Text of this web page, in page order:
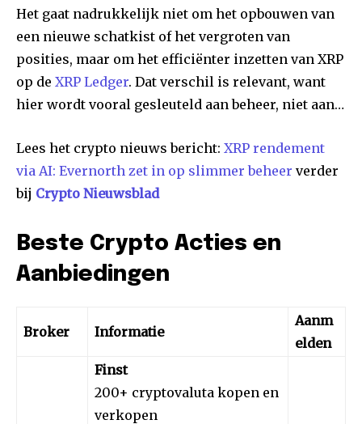
Het gaat nadrukkelijk niet om het opbouwen van
een nieuwe schatkist of het vergroten van
posities, maar om het efficiënter inzetten van XRP
op de XRP Ledger. Dat verschil is relevant, want
hier wordt vooral gesleuteld aan beheer, niet aan…
Lees het crypto nieuws bericht: XRP rendement
via AI: Evernorth zet in op slimmer beheer verder
bij Crypto Nieuwsblad
Beste Crypto Acties en
Aanbiedingen
Broker Informatie
Aanm
elden
Finst
200+ cryptovaluta kopen en
verkopen